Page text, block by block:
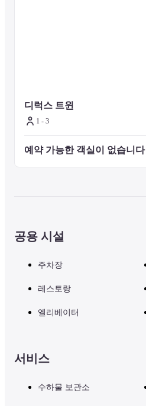
디럭스 트윈
1 - 3
예약 가능한 객실이 없습니다
공용 시설
주차장
레스토랑
엘리베이터
서비스
수하물 보관소